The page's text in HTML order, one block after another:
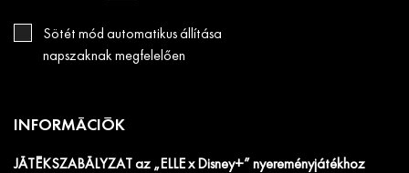
Sötét mód automatikus állítása
napszaknak megfelelően
INFORMÁCIÓK
JÁTÉKSZABÁLYZAT az „ELLE x Disney+” nyereményjátékhoz